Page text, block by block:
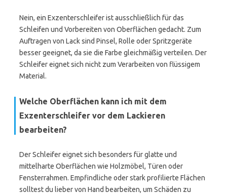
Nein, ein Exzenterschleifer ist ausschließlich für das
Schleifen und Vorbereiten von Oberflächen gedacht. Zum
Auftragen von Lack sind Pinsel, Rolle oder Spritzgeräte
besser geeignet, da sie die Farbe gleichmäßig verteilen. Der
Schleifer eignet sich nicht zum Verarbeiten von flüssigem
Material.
Welche Oberflächen kann ich mit dem
Exzenterschleifer vor dem Lackieren
bearbeiten?
Der Schleifer eignet sich besonders für glatte und
mittelharte Oberflächen wie Holzmöbel, Türen oder
Fensterrahmen. Empfindliche oder stark profilierte Flächen
solltest du lieber von Hand bearbeiten, um Schäden zu